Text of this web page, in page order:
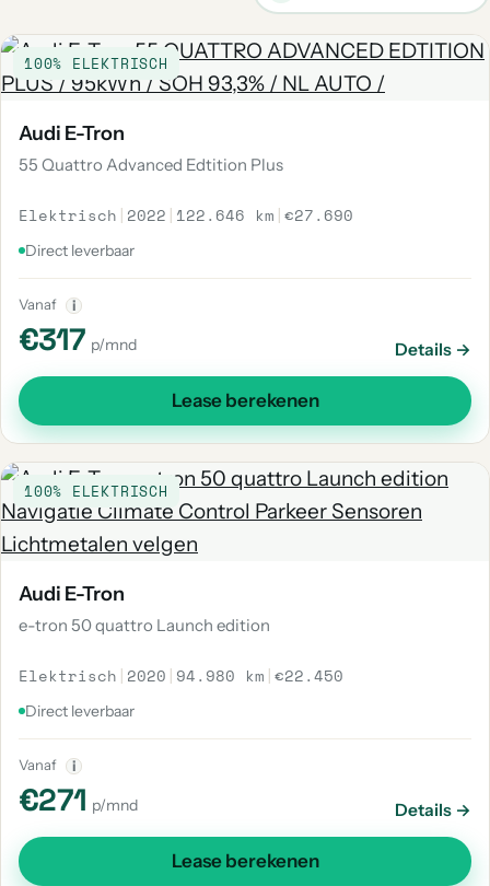
100% ELEKTRISCH
Audi E-Tron
55 Quattro Advanced Edtition Plus
Elektrisch | 2022 | 122.646 km |€27.690
Direct leverbaar
Vanaf i
€317 p/mnd Details →
Lease berekenen
100% ELEKTRISCH
Audi E-Tron
e-tron 50 quattro Launch edition
Elektrisch | 2020 | 94.980 km |€22.450
Direct leverbaar
Vanaf i
€271 p/mnd Details →
Lease berekenen